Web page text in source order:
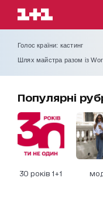
Голос країни: кастинг
Шлях майстра разом із
Популярні
30 років 1+1